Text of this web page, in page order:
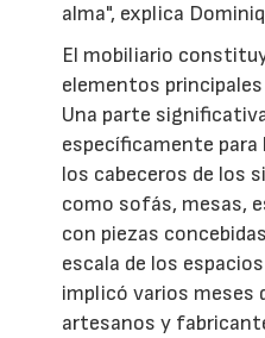
alma", explica
El mobiliario
elementos
Una parte
específicamente para
los cabeceros de los
como sofás, mesas,
con piezas
escala de los
implicó varios meses
artesanos y